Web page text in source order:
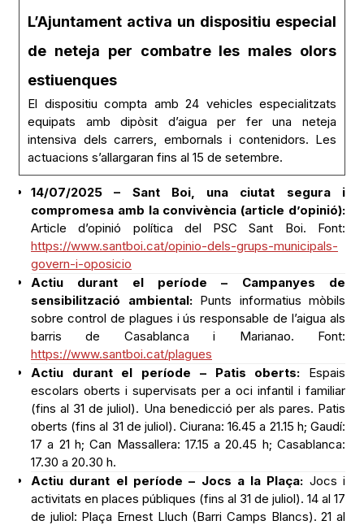
L’Ajuntament activa un dispositiu especial
de neteja per combatre les males olors
estiuenques
El dispositiu compta amb 24 vehicles especialitzats
equipats amb dipòsit d’aigua per fer una neteja
intensiva dels carrers, embornals i contenidors. Les
actuacions s’allargaran fins al 15 de setembre.
14/07/2025 – Sant Boi, una ciutat segura i
compromesa amb la convivència (article d’opinió):
Article d’opinió política del PSC Sant Boi. Font:
https://www.santboi.cat/opinio-dels-grups-municipals-
govern-i-oposicio
Actiu durant el període – Campanyes de
sensibilització ambiental:Punts informatius mòbils
sobre control de plagues i ús responsable de l’aigua als
barris de Casablanca i Marianao. Font:
https://www.santboi.cat/plagues
Actiu durant el període – Patis oberts: Espais
escolars oberts i supervisats per a oci infantil i familiar
(fins al 31 de juliol). Una benedicció per als pares. Patis
oberts (fins al 31 de juliol). Ciurana: 16.45 a 21.15 h; Gaudí:
17 a 21 h; Can Massallera: 17.15 a 20.45 h; Casablanca:
17.30 a 20.30 h.
Actiu durant el període – Jocs a la Plaça: Jocs i
activitats en places públiques (fins al 31 de juliol). 14 al 17
de juliol: Plaça Ernest Lluch (Barri Camps Blancs). 21 al